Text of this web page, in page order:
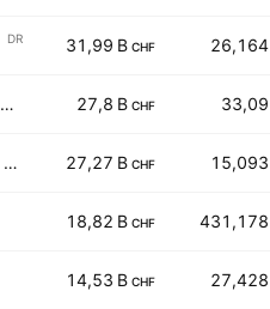
DR 31,99 B CHF 26,164
Koninklijke Ahold Delhaize N.V. 27,8 B CHF 33,09
H&M Hennes & Mauritz AB Class B 27,27 B CHF 15,093
18,82 B CHF 431,178
14,53 B CHF 27,428